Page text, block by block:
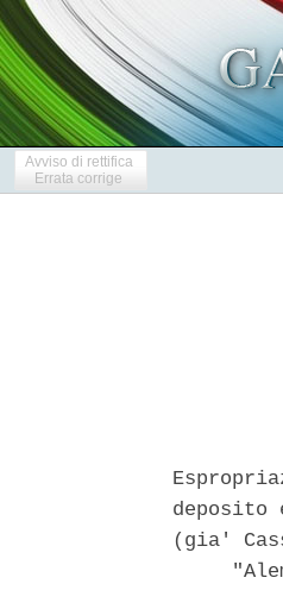
Avviso di rettifica
Errata corrige
(gia'